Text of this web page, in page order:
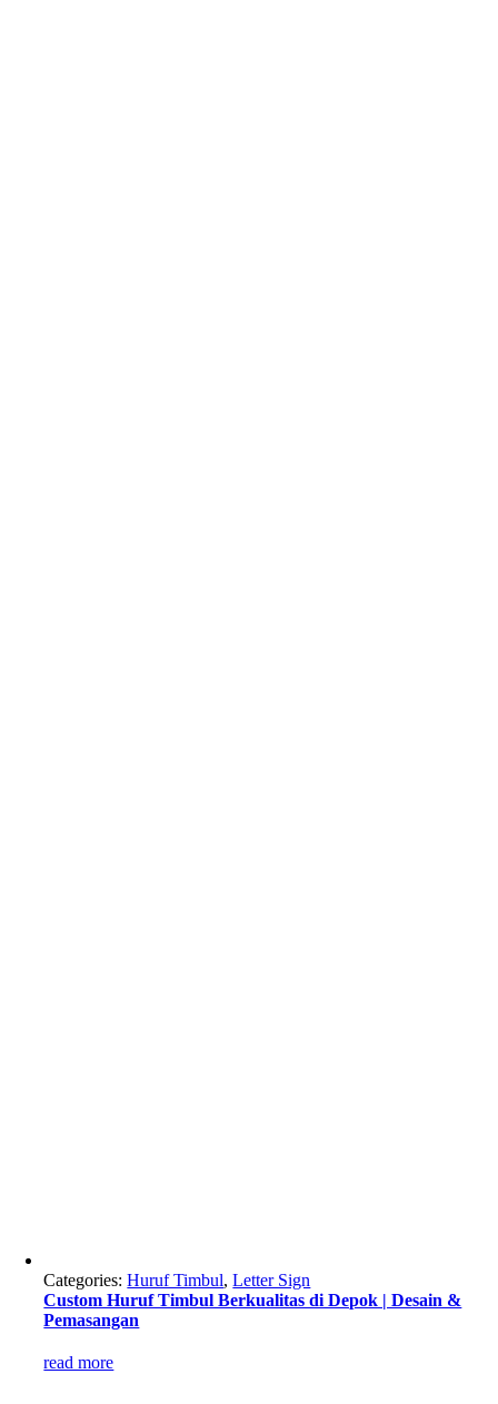
Categories:Huruf Timbul,Letter Sign
Custom Huruf Timbul Berkualitas di Depok | Desain &
Pemasangan
read more